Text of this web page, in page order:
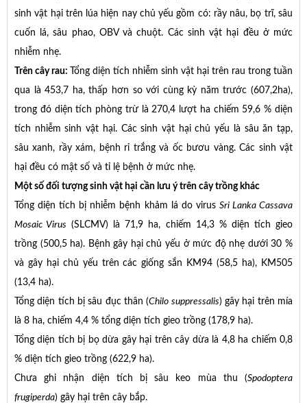
sinh vật hại trên lúa hiện nay chủ yếu gồm có: rầy nâu, bọ trĩ, sâu
cuốn lá, sâu phao, OBV và chuột. Các sinh vật hại đều ở mức
nhiễm nhẹ.
Trên cây rau:
Tổng diện tích nhiễm sinh vật hại trên rau trong tuần
qua là 453,7 ha, thấp hơn so với cùng kỳ năm trước (607,2ha),
trong đó diện tích phòng trừ là 270,4 lượt ha chiếm 59,6 % diện
tích nhiễm sinh vật hại. Các sinh vật hại chủ yếu là sâu ăn tạp,
sâu xanh, rầy xám, bệnh rỉ trắng và ốc bươu vàng. Các sinh vật
hại đều có mật số và tỉ lệ bệnh ở mức nhẹ.
Một số đối tượng sinh vật hại cần lưu ý trên cây trồng khác
Tổng diện tích bị nhiễm bệnh khảm lá do virus Sri Lanka Cassava
Mosaic Virus (SLCMV) là 71,9 ha, chiếm 14,3 % diện tích gieo
trồng (500,5 ha). Bệnh gây hại chủ yếu ở mức độ nhẹ dưới 30 %
và gây hại chủ yếu trên các giống sắn KM94 (58,5 ha), KM505
(13,4 ha).
Tổng diện tích bị sâu đục thân (Chilo suppressalis) gây hại trên mía
là 8 ha, chiếm 4,4 % tổng diện tích gieo trồng (178,9 ha).
Tổng diện tích bị bọ dừa gây hại trên cây dừa là 4,8 ha chiếm 0,8
% diện tích gieo trồng (622,9 ha).
Chưa ghi nhận diện tích bị sâu keo mùa thu (Spodoptera
frugiperda) gây hại trên cây bắp.